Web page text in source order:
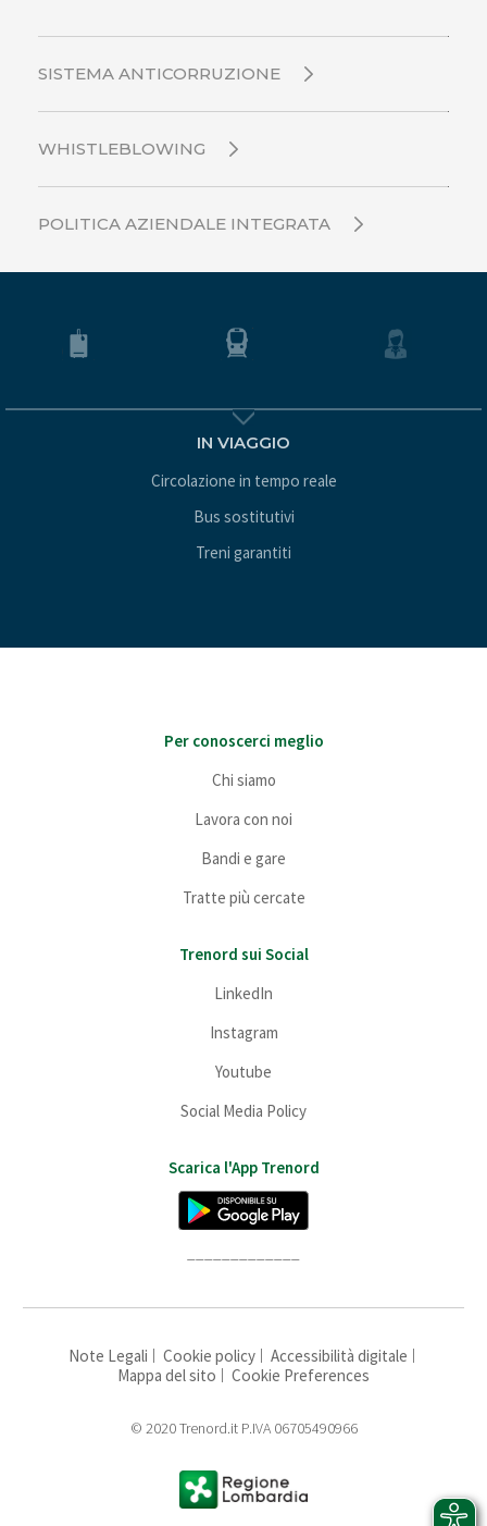
SISTEMA ANTICORRUZIONE
WHISTLEBLOWING
POLITICA AZIENDALE INTEGRATA
IN VIAGGIO
Circolazione in tempo reale
Bus sostitutivi
Treni garantiti
Per conoscerci meglio
Chi siamo
Lavora con noi
Bandi e gare
Tratte più cercate
Trenord sui Social
LinkedIn
Instagram
Youtube
Social Media Policy
Scarica l'App Trenord
Note Legali Cookie policy
Accessibilità digitale
Mappa del sito
Cookie Preferences
© 2020 Trenord.it P.IVA 06705490966